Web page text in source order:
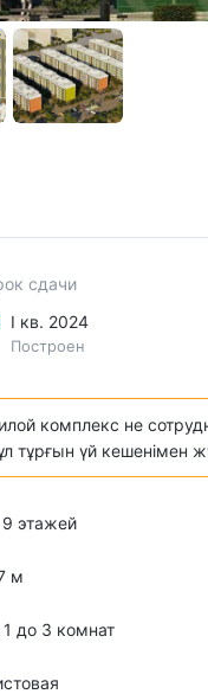
сдачи
I кв. 2024
Построен
комплекс не
тұрғын үй кешенімен
этажей
м
1 до 3 комнат